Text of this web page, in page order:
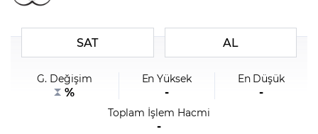
Şifremi Unuttum
SAT AL
G. Değişim
%
En Yüksek
-
En Düşük
-
Toplam İşlem Hacmi
-